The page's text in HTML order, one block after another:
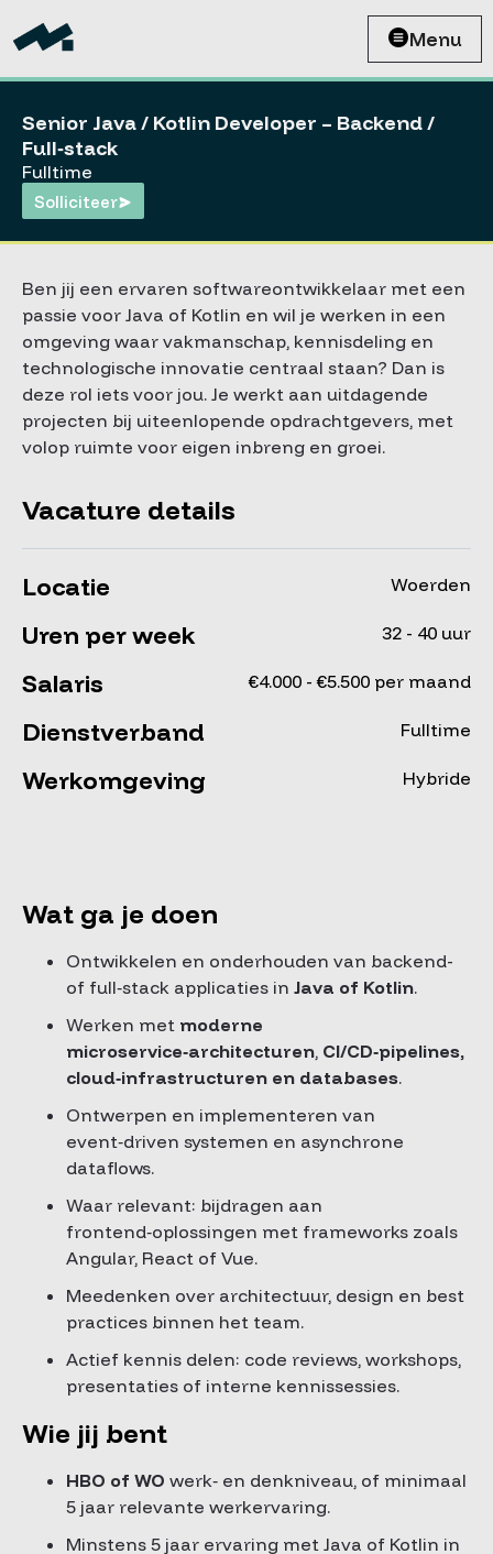
Menu
Senior Java / Kotlin Developer – Backend /
Full‑stack
Fulltime
Solliciteer
Ben jij een ervaren softwareontwikkelaar met een
passie voor Java of Kotlin en wil je werken in een
omgeving waar vakmanschap, kennisdeling en
technologische innovatie centraal staan? Dan is
deze rol iets voor jou. Je werkt aan uitdagende
projecten bij uiteenlopende opdrachtgevers, met
volop ruimte voor eigen inbreng en groei.
Vacature details
Locatie Woerden
Uren per week 32 - 40 uur
Salaris €4.000 - €5.500 per maand
Dienstverband Fulltime
Werkomgeving Hybride
Wat ga je doen
Ontwikkelen en onderhouden van backend-
of full‑stack applicaties in Java of Kotlin.
Werken met moderne
microservice‑architecturen, CI/CD‑pipelines,
cloud‑infrastructuren en databases.
Ontwerpen en implementeren van
event‑driven systemen en asynchrone
dataflows.
Waar relevant: bijdragen aan
frontend‑oplossingen met frameworks zoals
Angular, React of Vue.
Meedenken over architectuur, design en best
practices binnen het team.
Actief kennis delen: code reviews, workshops,
presentaties of interne kennissessies.
Wie jij bent
HBO of WO werk‑ en denkniveau, of minimaal
5 jaar relevante werkervaring.
Minstens 5 jaar ervaring met Java of Kotlin in